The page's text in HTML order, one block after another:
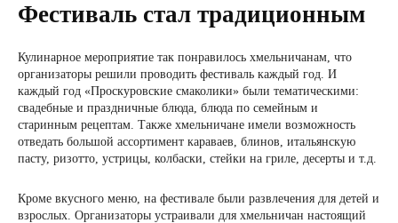
Фестиваль стал традиционным
Кулинарное мероприятие так понравилось хмельничанам, что
организаторы решили проводить фестиваль каждый год. И
каждый год «Проскуровские смаколики» были тематическими:
свадебные и праздничные блюда, блюда по семейным и
старинным рецептам. Также хмельничане имели возможность
отведать большой ассортимент караваев, блинов, итальянскую
пасту, ризотто, устрицы, колбаски, стейки на гриле, десерты и т.д.
Кроме вкусного меню, на фестивале были развлечения для детей и
взрослых. Организаторы устраивали для хмельничан настоящий